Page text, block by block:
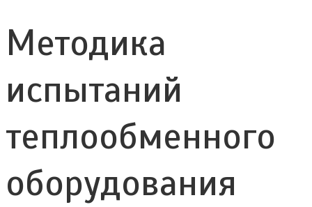
Методика
испытаний
теплообменного
оборудования